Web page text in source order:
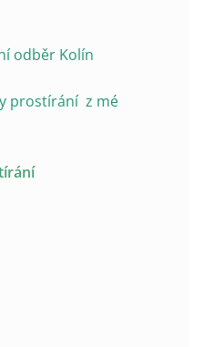
odběr Kolín
prostírání z mé